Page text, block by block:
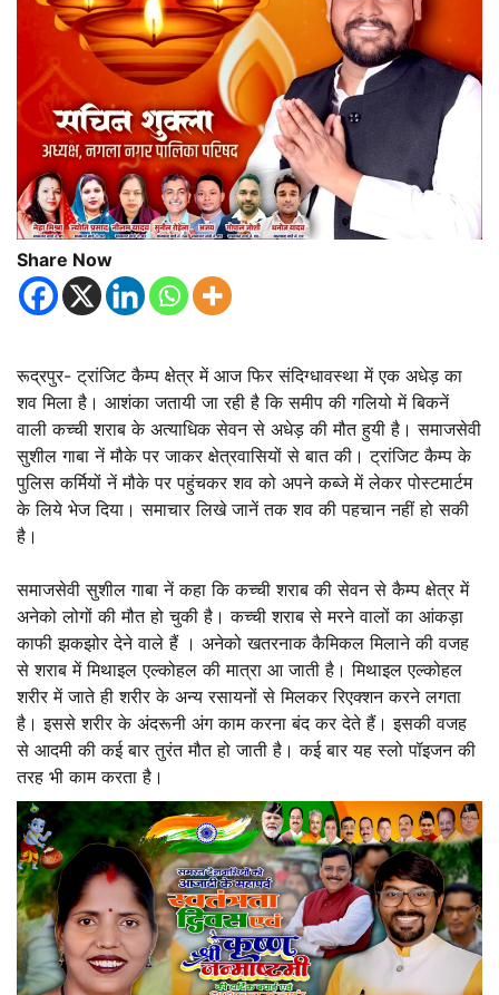
Share Now
रूद्रपुर- ट्रांजिट कैम्प क्षेत्र में आज फिर संदिग्धावस्था में एक अधेड़ का
शव मिला है। आशंका जतायी जा रही है कि समीप की गलियो में बिकनें
वाली कच्ची शराब के अत्याधिक सेवन से अधेड़ की मौत हुयी है। समाजसेवी
सुशील गाबा नें मौके पर जाकर क्षेत्रवासियों से बात की। ट्रांजिट कैम्प के
पुलिस कर्मियों नें मौके पर पहुंचकर शव को अपने कब्जे में लेकर पोस्टमार्टम
के लिये भेज दिया। समाचार लिखे जानें तक शव की पहचान नहीं हो सकी
है।
समाजसेवी सुशील गाबा नें कहा कि कच्ची शराब की सेवन से कैम्प क्षेत्र में
अनेको लोगों की मौत हो चुकी है। कच्ची शराब से मरने वालों का आंकड़ा
काफी झकझोर देने वाले हैं । अनेको खतरनाक कैमिकल मिलाने की वजह
से शराब में मिथाइल एल्कोहल की मात्रा आ जाती है। मिथाइल एल्कोहल
शरीर में जाते ही शरीर के अन्य रसायनों से मिलकर रिएक्शन करने लगता
है। इससे शरीर के अंदरूनी अंग काम करना बंद कर देते हैं। इसकी वजह
से आदमी की कई बार तुरंत मौत हो जाती है। कई बार यह स्लो पॉइजन की
तरह भी काम करता है।